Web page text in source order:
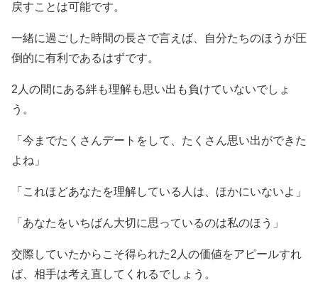
戻すことは可能です。
一緒に過ごした時間の長さで言えば、自分たちのほうが圧
倒的に有利であるはずです。
2人の間にある絆も理解も思い出も負けていないでしょ
う。
「今までたくさんデートをして、たくさん思い出ができた
よね」
「これほどあなたを理解している人は、ほかにいないよ」
「あなたをいちばん大切に思っているのは私のほう」
交際していたからこそ得られた2人の価値をアピールすれ
ば、相手は考え直してくれるでしょう。